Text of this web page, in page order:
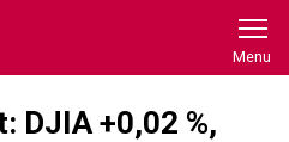
DJIA +0,02 %,